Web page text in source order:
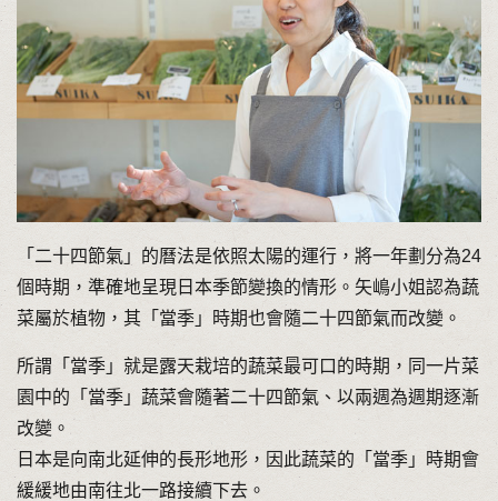
「二十四節氣」的曆法是依照太陽的運行，將一年劃分為24
個時期，準確地呈現日本季節變換的情形。矢嶋小姐認為蔬
菜屬於植物，其「當季」時期也會隨二十四節氣而改變。
所謂「當季」就是露天栽培的蔬菜最可口的時期，同一片菜
園中的「當季」蔬菜會隨著二十四節氣、以兩週為週期逐漸
改變。
日本是向南北延伸的長形地形，因此蔬菜的「當季」時期會
緩緩地由南往北一路接續下去。